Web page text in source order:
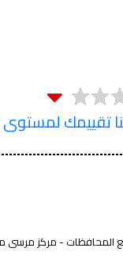
لمستوى
المحافظات - مركز مرسى